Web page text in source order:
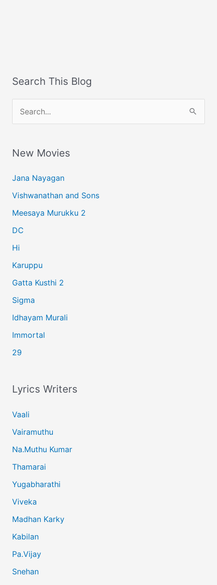
Search This Blog
e
r
h
f
o
r
:
New Movies
Jana Nayagan
Vishwanathan and Sons
Meesaya Murukku 2
DC
Hi
Karuppu
Gatta Kusthi 2
Sigma
Idhayam Murali
Immortal
29
Lyrics Writers
Vaali
Vairamuthu
Na.Muthu Kumar
Thamarai
Yugabharathi
Viveka
Madhan Karky
Kabilan
Pa.Vijay
Snehan